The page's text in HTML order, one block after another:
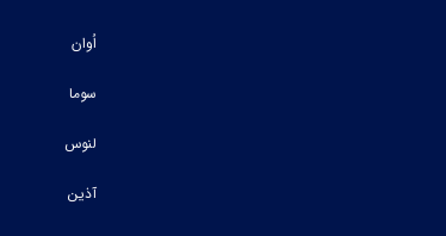
اُوان
سوما
لنوس
آذین